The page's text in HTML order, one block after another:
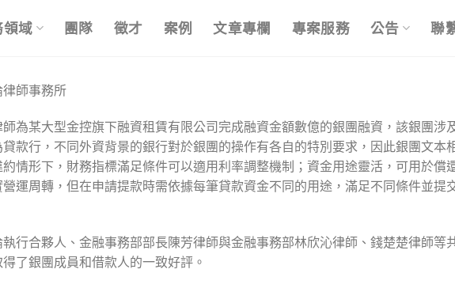
領域 團隊 徵才 案例 文章專欄 專案服務 公告 聯
師事務所
為某大型金控旗下融資租賃有限公司完成融資金額數億的銀團融資，該銀團涉
款行，不同外資背景的銀行對於銀團的操作有各自的特別要求，因此銀團文本
情形下，財務指標滿足條件可以適用利率調整機制；資金用途靈活，可用於償
運周轉，但在申請提款時需依據每筆貸款資金不同的用途，滿足不同條件並提
行合夥人、金融事務部部長陳芳律師與金融事務部林欣沁律師、錢楚楚律師等
了銀團成員和借款人的一致好評。